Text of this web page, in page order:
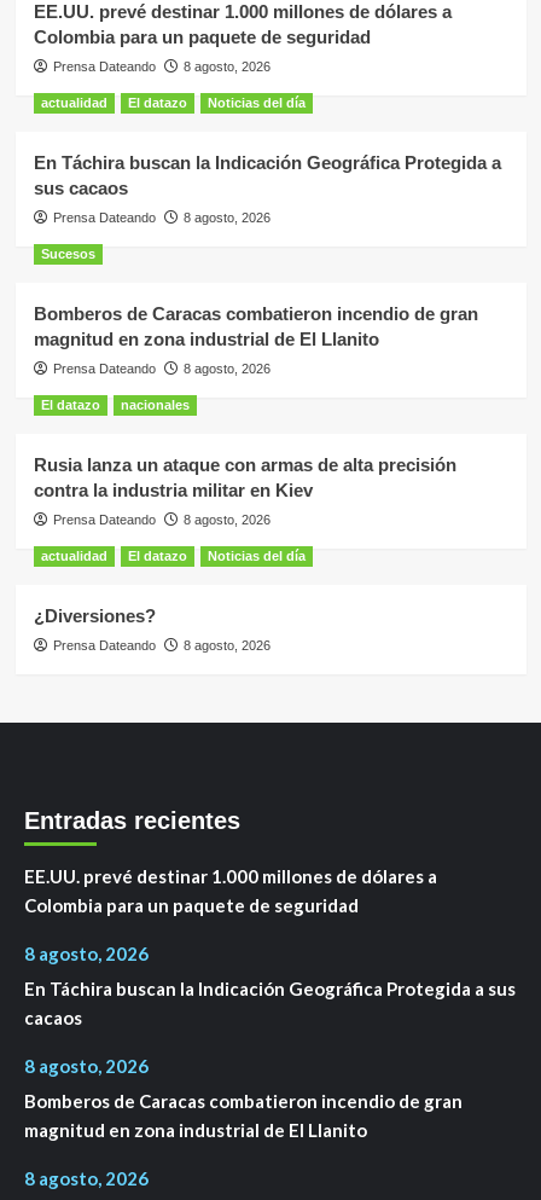
EE.UU. prevé destinar 1.000 millones de dólares a
Colombia para un paquete de seguridad
Prensa Dateando 8 agosto, 2026
actualidad El datazo Noticias del día
En Táchira buscan la Indicación Geográfica Protegida a
sus cacaos
Prensa Dateando 8 agosto, 2026
Sucesos
Bomberos de Caracas combatieron incendio de gran
magnitud en zona industrial de El Llanito
Prensa Dateando 8 agosto, 2026
El datazo nacionales
Rusia lanza un ataque con armas de alta precisión
contra la industria militar en Kiev
Prensa Dateando 8 agosto, 2026
actualidad El datazo Noticias del día
¿Diversiones?
Prensa Dateando 8 agosto, 2026
Entradas recientes
EE.UU. prevé destinar 1.000 millones de dólares a
Colombia para un paquete de seguridad
8 agosto, 2026
En Táchira buscan la Indicación Geográfica Protegida a sus
cacaos
8 agosto, 2026
Bomberos de Caracas combatieron incendio de gran
magnitud en zona industrial de El Llanito
8 agosto, 2026